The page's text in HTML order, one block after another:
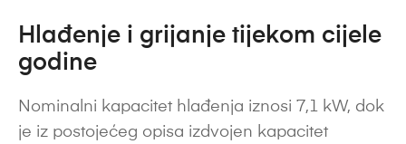
Hlađenje i grijanje tijekom cijele
godine
Nominalni kapacitet hlađenja iznosi 7,1 kW, dok
je iz postojećeg opisa izdvojen kapacitet